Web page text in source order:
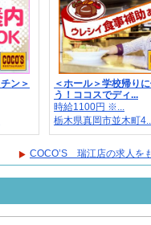
ン＞
＜ホール＞学校帰り
う！ココスでディ...
時給1100円 ※...
栃木県真岡市並木町
COCO’S 瑞江店の求人を